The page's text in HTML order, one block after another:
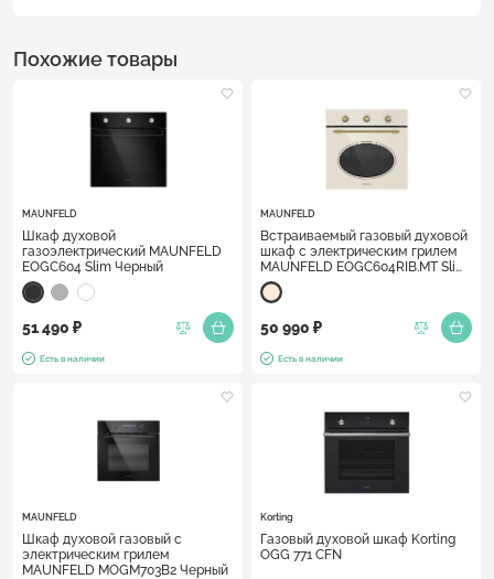
Похожие товары
MAUNFELD
Шкаф духовой
газоэлектрический MAUNFELD
EOGC604 Slim Черный
51 490 ₽
Есть в наличии
MAUNFELD
Встраиваемый газовый духовой
шкаф с электрическим грилем
MAUNFELD EOGC604RIB.MT Slim
Слоновая кость
50 990 ₽
Есть в наличии
MAUNFELD
Шкаф духовой газовый с
электрическим грилем
MAUNFELD MOGM703B2 Черный
Korting
Газовый духовой шкаф Korting
OGG 771 CFN